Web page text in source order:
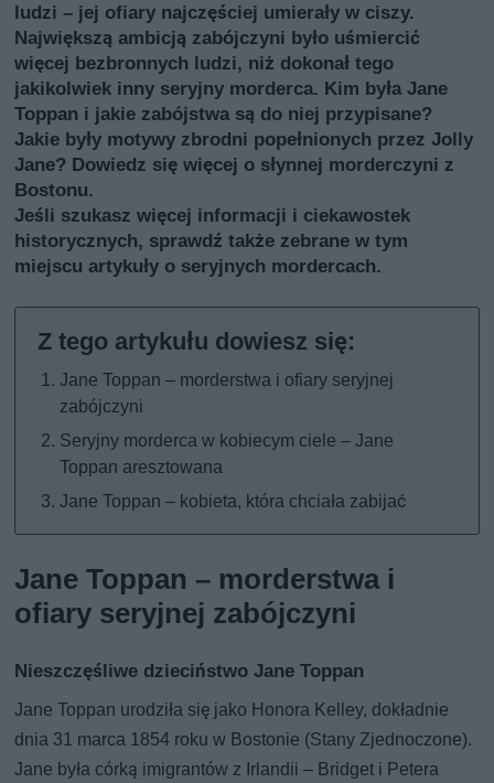
ludzi – jej ofiary najczęściej umierały w ciszy.
Największą ambicją zabójczyni było uśmiercić
więcej bezbronnych ludzi, niż dokonał tego
jakikolwiek inny seryjny morderca. Kim była Jane
Toppan i jakie zabójstwa są do niej przypisane?
Jakie były motywy zbrodni popełnionych przez Jolly
Jane? Dowiedz się więcej o słynnej morderczyni z
Bostonu.
Jeśli szukasz więcej informacji i ciekawostek
historycznych, sprawdź także zebrane w tym
miejscu artykuły o seryjnych mordercach.
Jane Toppan – morderstwa i ofiary seryjnej
zabójczyni
Seryjny morderca w kobiecym ciele – Jane
Toppan aresztowana
Jane Toppan – kobieta, która chciała zabijać
Jane Toppan – morderstwa i
ofiary seryjnej zabójczyni
Nieszczęśliwe dzieciństwo Jane Toppan
Jane Toppan urodziła się jako Honora Kelley, dokładnie
dnia 31 marca 1854 roku w Bostonie (Stany Zjednoczone).
Jane była córką imigrantów z Irlandii – Bridget i Petera